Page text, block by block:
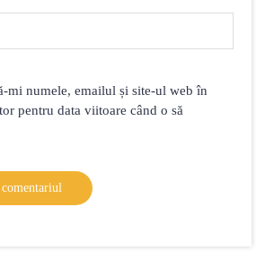
mi numele, emailul și site-ul web în
pentru data viitoare când o să